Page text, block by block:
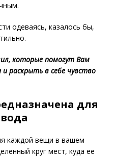
одеваясь, казалось бы,
которые помогут Вам
раскрыть в себе чувство
для
каждой вещи в вашем
круг мест, куда ее